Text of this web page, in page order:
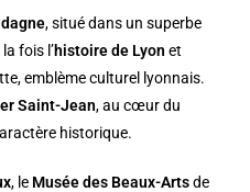
, situé dans un superbe
fois l’histoire de Lyon et
emblème culturel lyonnais.
Saint-Jean, au cœur du
historique.
, le Musée des Beaux-Artsde